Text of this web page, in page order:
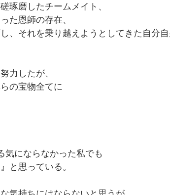
琢磨したチームメイト、
た恩師の存在、
、それを乗り越えようとしてきた自分
力したが、
の宝物全てに
気にならなかった私でも
と思っている。